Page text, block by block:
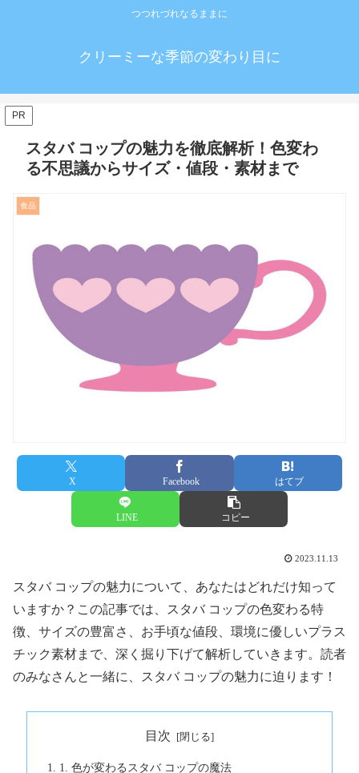
つつれづれなるままに
クリーミーな季節の変わり目に
PR
スタバ コップの魅力を徹底解析！色変わ
る不思議からサイズ・値段・素材まで
食品
X Facebook はてブ
LINE コピー
2023.11.13
スタバ コップの魅力について、あなたはどれだけ知って
いますか？この記事では、スタバ コップの色変わる特
徴、サイズの豊富さ、お手頃な値段、環境に優しいプラス
チック素材まで、深く掘り下げて解析していきます。読者
のみなさんと一緒に、スタバ コップの魅力に迫ります！
目次
1. 色が変わるスタバ コップの魔法